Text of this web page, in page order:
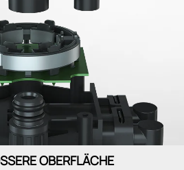
OBERFLÄCHE